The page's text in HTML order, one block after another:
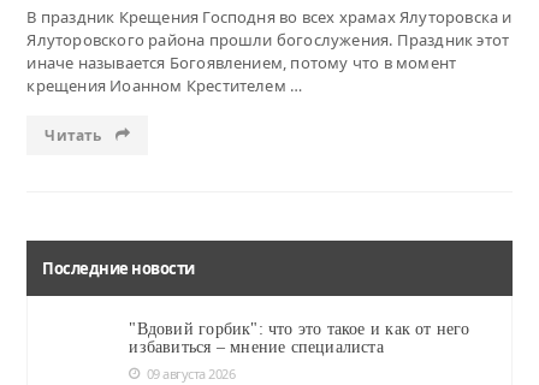
В праздник Крещения Господня во всех храмах Ялуторовска и
Ялуторовского района прошли богослужения. Праздник этот
иначе называется Богоявлением, потому что в момент
крещения Иоанном Крестителем …
Читать
Последние новости
"Вдовий горбик": что это такое и как от него
избавиться – мнение специалиста
09 августа 2026